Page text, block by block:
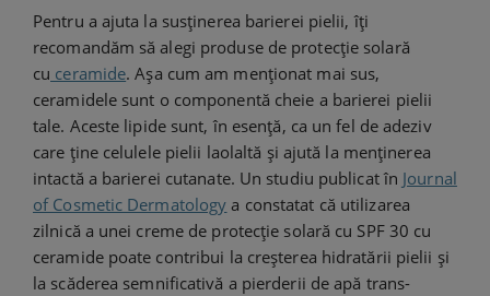
Pentru a ajuta la susținerea barierei pielii, îți
recomandăm să alegi produse de protecție solară
cu ceramide. Așa cum am menționat mai sus,
ceramidele sunt o componentă cheie a barierei pielii
tale. Aceste lipide sunt, în esență, ca un fel de adeziv
care ține celulele pielii laolaltă și ajută la menținerea
intactă a barierei cutanate. Un studiu publicat în Journal
of Cosmetic Dermatology a constatat că utilizarea
zilnică a unei creme de protecție solară cu SPF 30 cu
ceramide poate contribui la creșterea hidratării pielii și
la scăderea semnificativă a pierderii de apă trans-